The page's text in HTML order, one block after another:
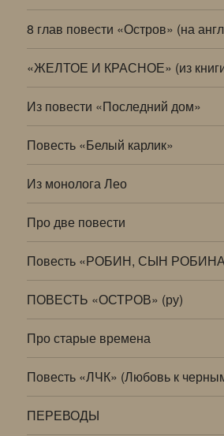
8 глав повести «Остров» (на
«ЖЕЛТОЕ И КРАСНОЕ» (из
Из повести «Последний дом»
Повесть «Белый карлик»
Из монолога Лео
Про две повести
Повесть «РОБИН, СЫН
ПОВЕСТЬ «ОСТРОВ» (ру)
Про старые времена
Повесть «ЛЧК» (Любовь к
ПЕРЕВОДЫ